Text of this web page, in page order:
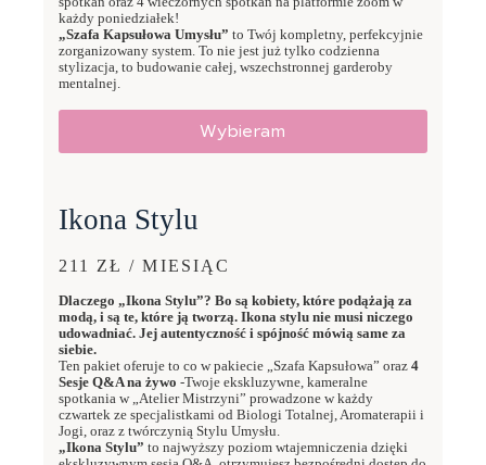
każdy poniedziałek!
„Szafa Kapsułowa Umysłu” to Twój kompletny, perfekcyjnie
zorganizowany system. To nie jest już tylko codzienna
stylizacja, to budowanie całej, wszechstronnej garderoby
mentalnej.
Wybieram
Ikona Stylu
211 ZŁ / MIESIĄC
Dlaczego „Ikona Stylu”? Bo są kobiety, które podążają za
modą, i są te, które ją tworzą. Ikona stylu nie musi niczego
udowadniać. Jej autentyczność i spójność mówią same za
siebie.
Ten pakiet oferuje to co w pakiecie „Szafa Kapsułowa” oraz 4
Sesje Q&A na żywo -Twoje ekskluzywne, kameralne
spotkania w „Atelier Mistrzyni” prowadzone w każdy
czwartek ze specjalistkami od Biologi Totalnej, Aromaterapii i
Jogi, oraz z twórczynią Stylu Umysłu.
„Ikona Stylu” to najwyższy poziom wtajemniczenia dzięki